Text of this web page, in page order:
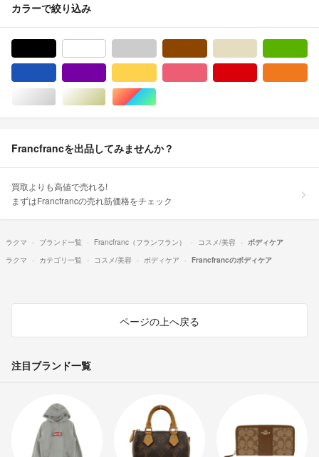
カラーで絞り込み
シルバー/銀色系ゴールド/金色系マルチカラー
Francfrancを出品してみませんか？
買取よりも高値で売れる!
まずはFrancfrancの売れ筋価格をチェック
ラクマ ブランド一覧 Francfranc（フランフラン） コスメ/美容
ボディケア
ラクマ
カテゴリ一覧 コスメ/美容 ボディケア Francfrancのボディケア
ページの上へ戻る
注目ブランド一覧